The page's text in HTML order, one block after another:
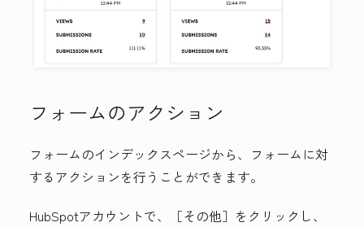
フォームのアクション
フォームのインデックスページから、フォームに対
するアクションを行うことができます。
HubSpotアカウントで、
［その他］をクリックし、